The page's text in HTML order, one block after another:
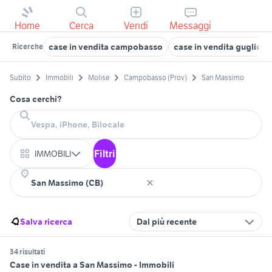
Home Cerca Vendi Messaggi
Ricerche case in vendita campobasso case in vendita
Subito Immobili Molise Campobasso (Prov) San Massimo
Cosa cerchi?
IMMOBILI Filtri
Salva ricerca Dal più recente
34 risultati
Case in vendita a San Massimo - Immobili